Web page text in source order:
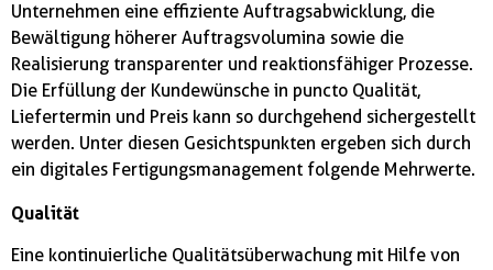
Unternehmen eine effiziente Auftragsabwicklung, die
Bewältigung höherer Auftragsvolumina sowie die
Realisierung transparenter und reaktionsfähiger Prozesse.
Die Erfüllung der Kundewünsche in puncto Qualität,
Liefertermin und Preis kann so durchgehend sichergestellt
werden. Unter diesen Gesichtspunkten ergeben sich durch
ein digitales Fertigungsmanagement folgende Mehrwerte.
Qualität
Eine kontinuierliche Qualitätsüberwachung mit Hilfe von